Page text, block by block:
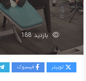
بازدید 188
توییتر فیسبوک